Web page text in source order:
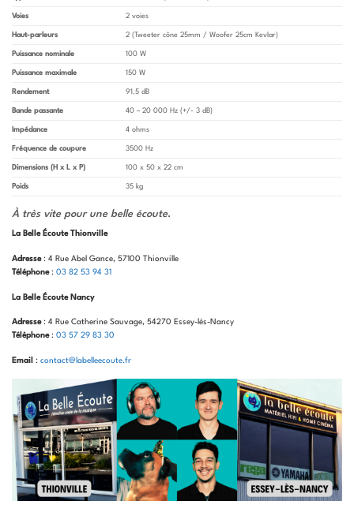
Voies 2 voies
Haut-parleurs 2 (Tweeter cône 25mm / Woofer 25cm Kevlar)
Puissance nominale 100 W
Puissance maximale 150 W
Rendement 91.5 dB
Bande passante 40 – 20 000 Hz (+/- 3 dB)
Impédance 4 ohms
Fréquence de coupure 3500 Hz
Dimensions (H x L x P) 100 x 50 x 22 cm
Poids 35 kg
À très vite pour une belle écoute.
La Belle Écoute Thionville
Adresse: 4 Rue Abel Gance, 57100 Thionville
Téléphone: 03 82 53 94 31
La Belle Écoute Nancy
Adresse: 4 Rue Catherine Sauvage, 54270 Essey-lès-Nancy
Téléphone: 03 57 29 83 30
Email : contact@labelleecoute.fr